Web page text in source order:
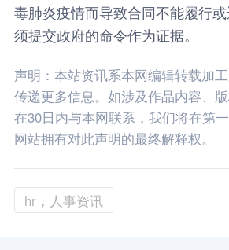
毒肺炎疫情而导致合同不能履行
须提交政府的命令作为证据。
声明：本站资讯系本网编辑转载加
传递更多信息。如涉及作品内容、
在30日内与本网联系，我们将在第
网站拥有对此声明的最终解释权。
hr，人事资讯